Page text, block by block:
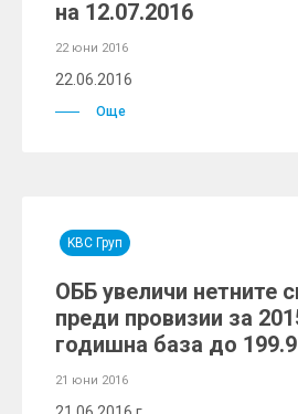
на 12.07.2016
22 юни 2016
22.06.2016
Още
KBC Груп
ОББ увеличи нетните
преди провизии за
годишна база до
21 юни 2016